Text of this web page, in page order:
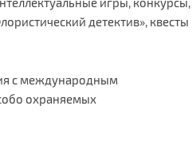
детектив», квесты
с международным
охраняемых